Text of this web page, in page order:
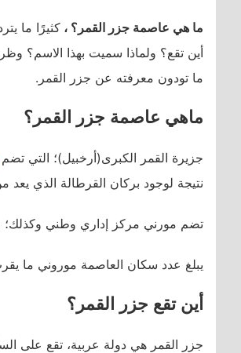
ما هي عاصمة جزر القمر؟ ، كثيرًا ما
أين تقع؟ ولماذا سميت بهذا الاسم؟
ما تودون معرفته عن جزر القمر.
ماهي عاصمة جزر القمر؟
جزيرة القمر الكبرى(أرخبيل)؛ التي تضم
نتيجة لوجود بركان القرطالة الذي يعد
تضم مورني مركز إداري وطني وكذلك؛
يبلغ عدد سكان العاصمة موروني ما يقرب ٤٢.٨٧٢ نسمة تبعًا لإحصائيات
أين تقع جزر القمر؟
جزر القمر هي دولة عربية، تقع على